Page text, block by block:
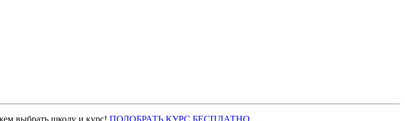
выбрать школу и курс! ПОДОБРАТЬ КУРС БЕСПЛАТНО